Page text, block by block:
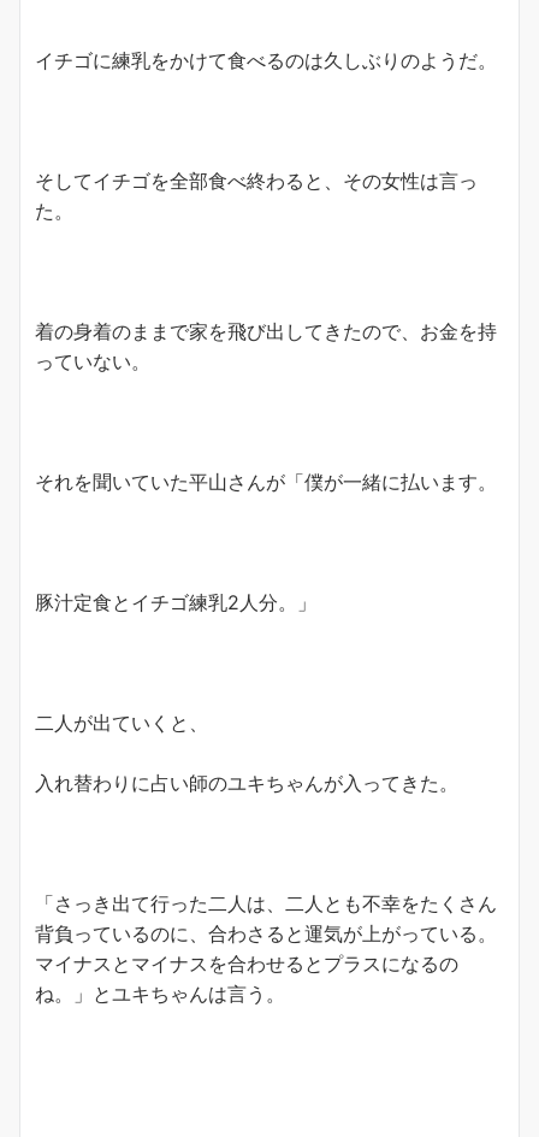
イチゴに練乳をかけて食べるのは久しぶりのようだ。
そしてイチゴを全部食べ終わると、その女性は言っ
た。
着の身着のままで家を飛び出してきたので、お金を持
っていない。
それを聞いていた平山さんが「僕が一緒に払います。
豚汁定食とイチゴ練乳2人分。」
二人が出ていくと、
入れ替わりに占い師のユキちゃんが入ってきた。
「さっき出て行った二人は、二人とも不幸をたくさん
背負っているのに、合わさると運気が上がっている。
マイナスとマイナスを合わせるとプラスになるの
ね。」とユキちゃんは言う。